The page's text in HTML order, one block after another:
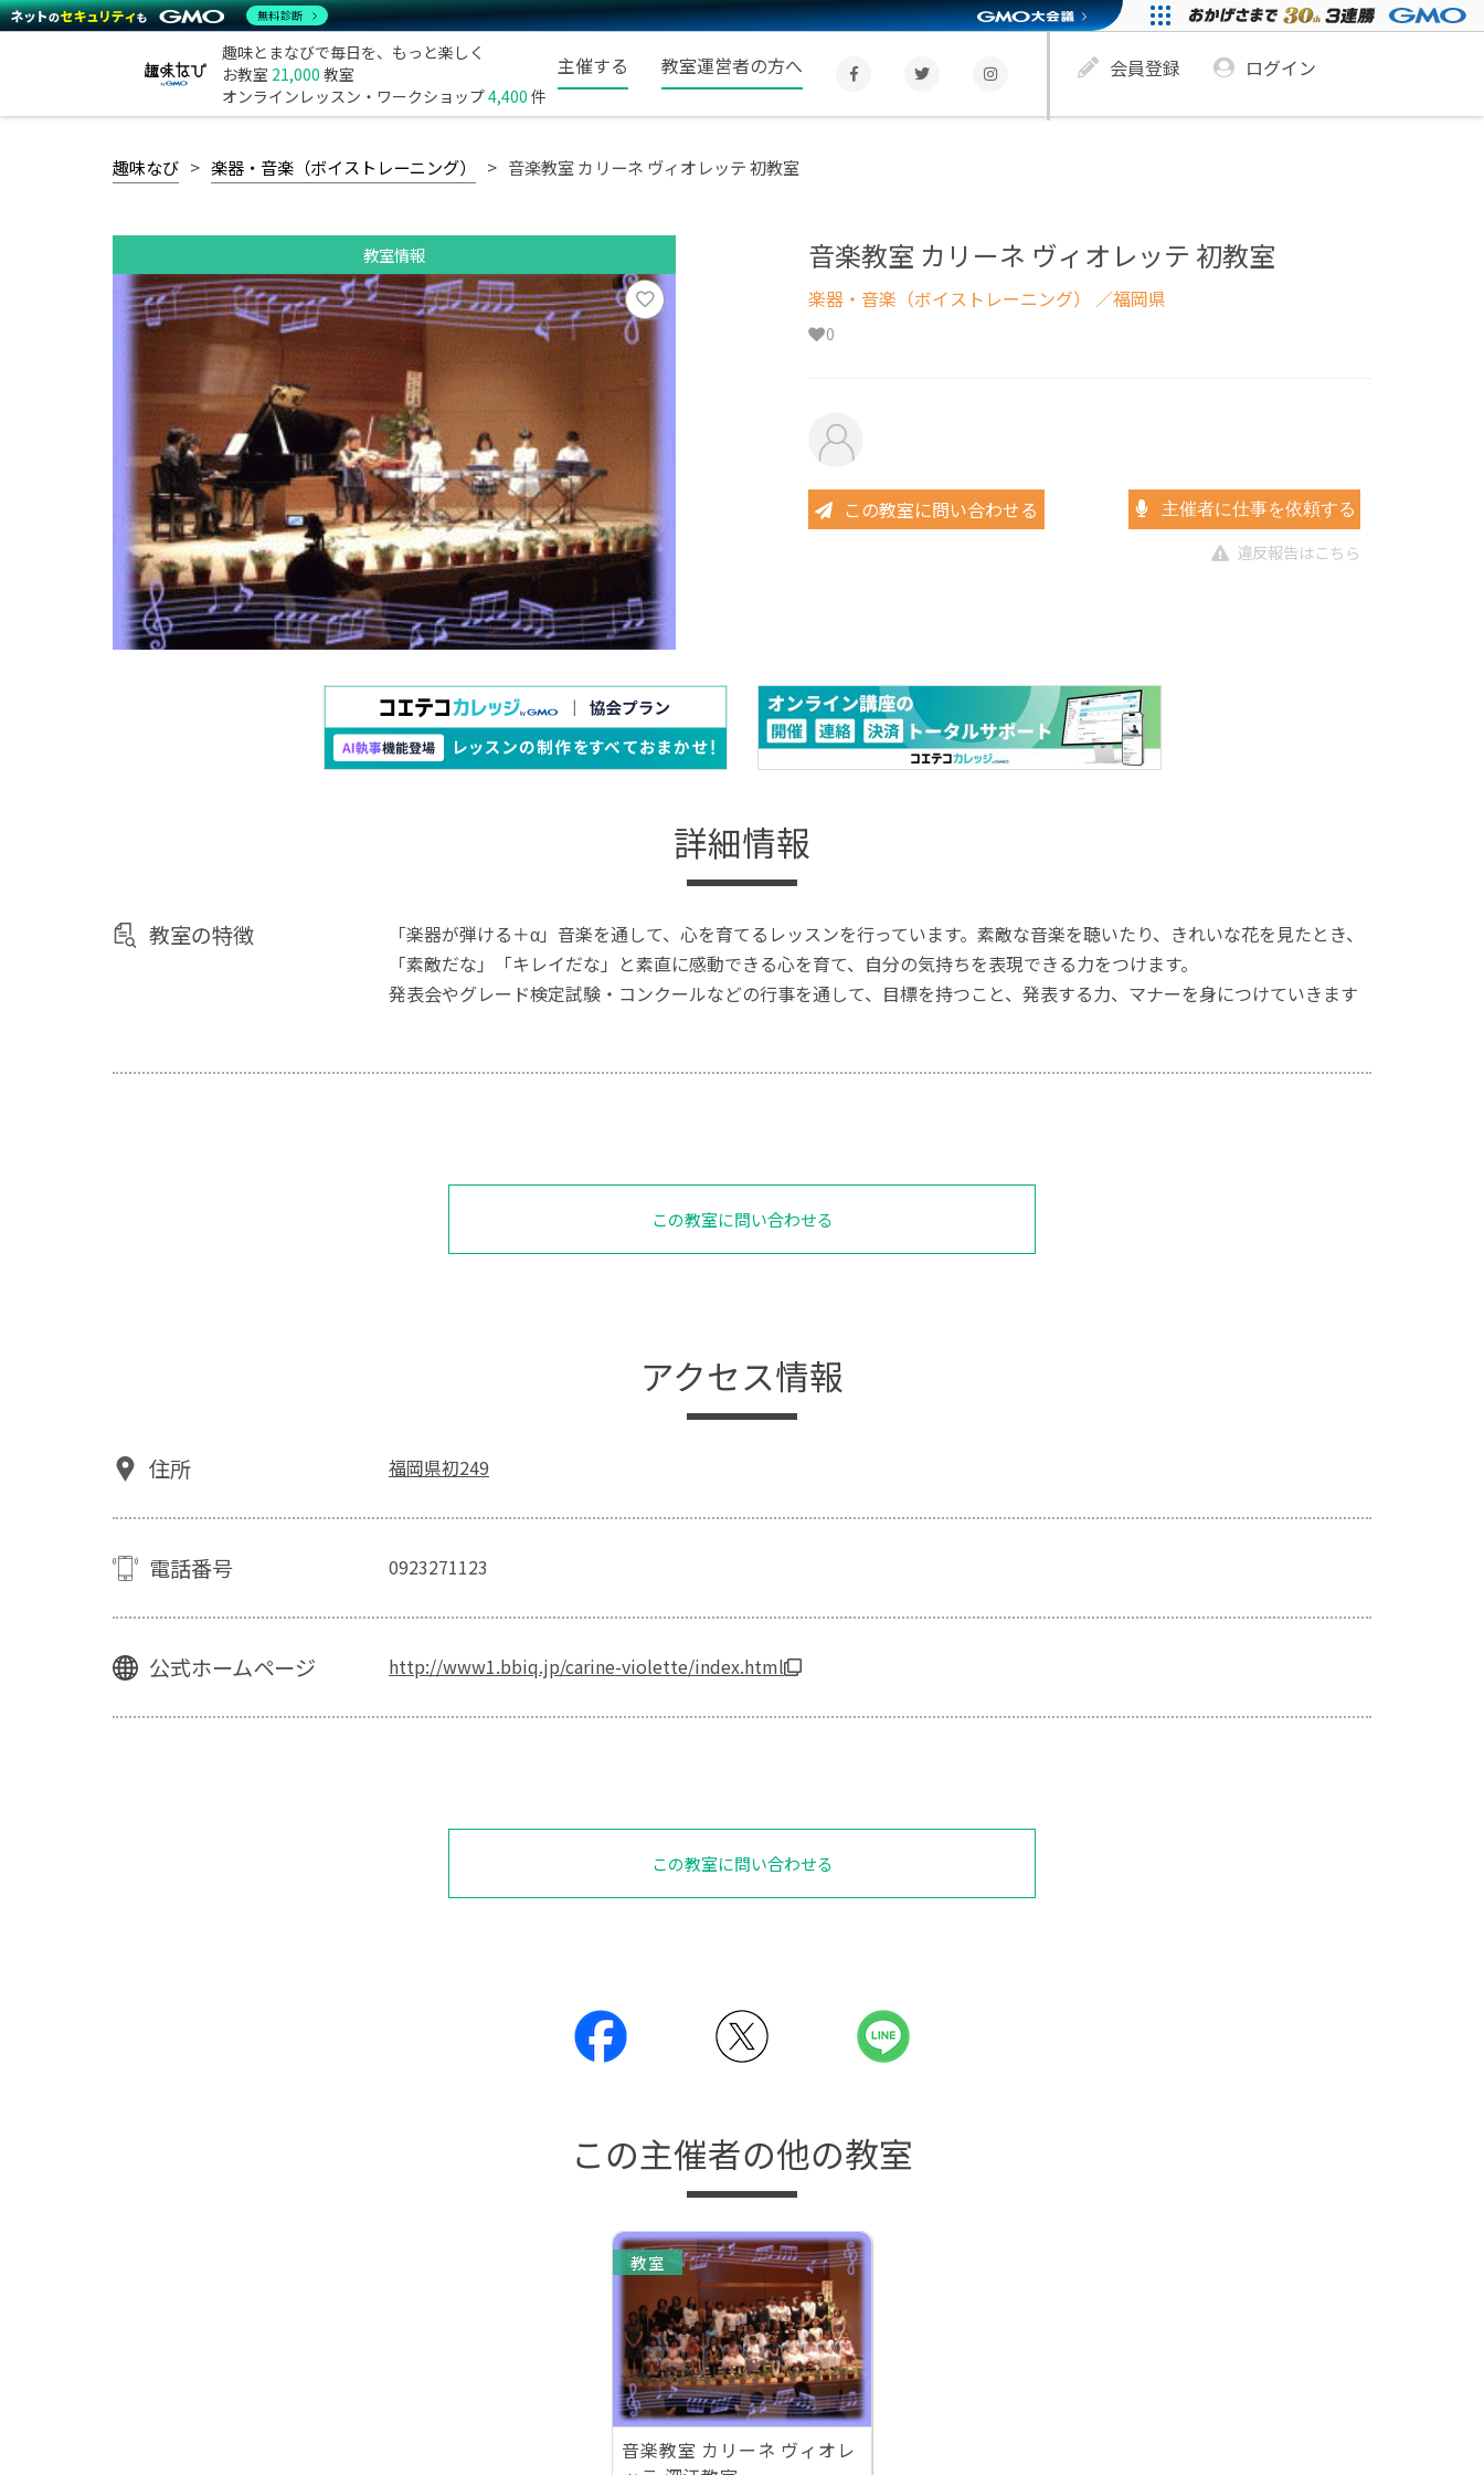
趣味とまなびで毎日を、もっと楽しく
お教室 21,000 教室
オンラインレッスン・ワークショップ4,400 件
主催する 教室運営者の方へ 会員登録 ログイン
趣味なび 楽器・音楽（ボイストレーニング） 音楽教室 カリーネ ヴィオレッテ 初教室
教室情報 音楽教室 カリーネ ヴィオレッテ 初教室
楽器・音楽（ボイストレーニング） ／福岡県
0
この教室に問い合わせる 主催者に仕事を依頼する
違反報告はこちら
詳細情報
教室の特徴
「楽器が弾ける＋α」音楽を通して、心を育てるレッスンを行っています。素敵な音楽を聴いたり、きれいな花を見たとき、
「素敵だな」「キレイだな」と素直に感動できる心を育て、自分の気持ちを表現できる力をつけます。
発表会やグレード検定試験・コンクールなどの行事を通して、目標を持つこと、発表する力、マナーを身につけていきます
この教室に問い合わせる
アクセス情報
住所 福岡県初249
電話番号 0923271123
公式ホームページ http://www1.bbiq.jp/carine-violette/index.html
この教室に問い合わせる
この主催者の他の教室
教室
音楽教室 カリーネ ヴィオレ
無料診断